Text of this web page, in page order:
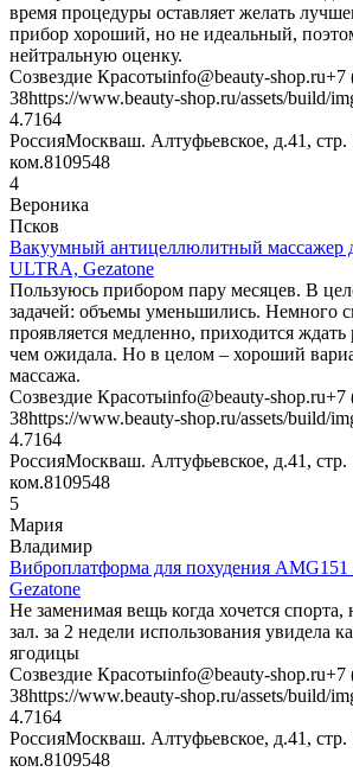
время процедуры оставляет желать
прибор хороший, но не идеальный,
нейтральную оценку.
Созвездие Красотыinfo@beauty-shop.ru+7
38https://www.beauty-shop.ru/assets/build/
4.7164
РоссияМоскваш. Алтуфьевское, д.41, стр.
ком.8109548
4
Вероника
Псков
Вакуумный антицеллюлитный массажер
ULTRA, Gezatone
Пользуюсь прибором пару месяцев. В
задачей: объемы уменьшились. Немного
проявляется медленно, приходится ждать
чем ожидала. Но в целом – хороший
массажа.
Созвездие Красотыinfo@beauty-shop.ru+7
38https://www.beauty-shop.ru/assets/build/
4.7164
РоссияМоскваш. Алтуфьевское, д.41, стр.
ком.8109548
5
Мария
Владимир
Виброплатформа для похудения AMG151
Gezatone
Не заменимая вещь когда хочется
зал. за 2 недели использования увидела
ягодицы
Созвездие Красотыinfo@beauty-shop.ru+7
38https://www.beauty-shop.ru/assets/build/
4.7164
РоссияМоскваш. Алтуфьевское, д.41, стр.
ком.8109548